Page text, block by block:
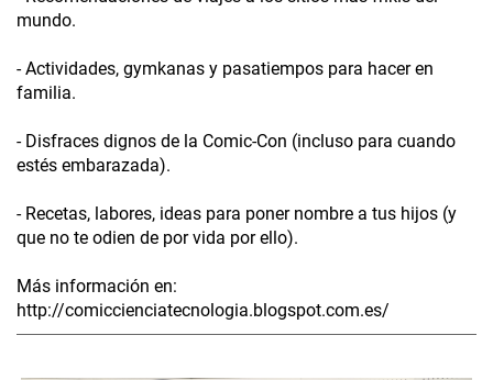
mundo.
- Actividades, gymkanas y pasatiempos para hacer en
familia.
- Disfraces dignos de la Comic-Con (incluso para cuando
estés embarazada).
- Recetas, labores, ideas para poner nombre a tus hijos (y
que no te odien de por vida por ello).
Más información en:
http://comiccienciatecnologia.blogspot.com.es/